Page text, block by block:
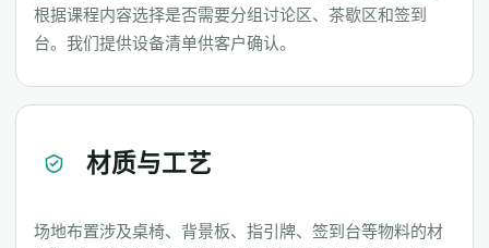
根据课程内容选择是否需要分组讨论区、茶歇区和签到
台。我们提供设备清单供客户确认。
材质与工艺
场地布置涉及桌椅、背景板、指引牌、签到台等物料的材